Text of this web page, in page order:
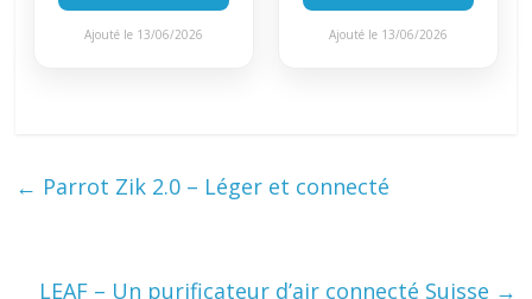
Ajouté le 13/06/2026 Ajouté le 13/06/2026
← Parrot Zik 2.0 – Léger et connecté
LEAF – Un purificateur d’air connecté Suisse →